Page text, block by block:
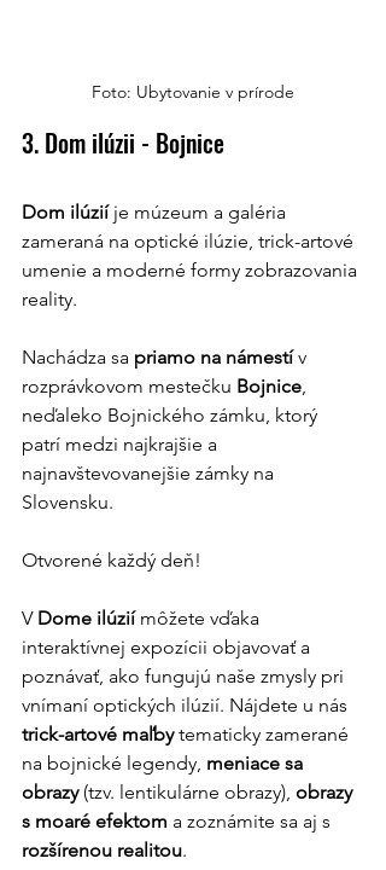
Foto: Ubytovanie v prírode
3. Dom ilúzii - Bojnice
Dom ilúzií je múzeum a galéria
zameraná na optické ilúzie, trick-artové
umenie a moderné formy zobrazovania
reality.
Nachádza sa priamo na námestí v
rozprávkovom mestečku Bojnice,
neďaleko Bojnického zámku, ktorý
patrí medzi najkrajšie a
najnavštevovanejšie zámky na
Slovensku.
Otvorené každý deň!
V Dome ilúzií môžete vďaka
interaktívnej expozícii objavovať a
poznávať, ako fungujú naše zmysly pri
vnímaní optických ilúzií. Nájdete u nás
trick-artové maľby tematicky zamerané
na bojnické legendy, meniace sa
obrazy (tzv. lentikulárne obrazy), obrazy
s moaré efektom a zoznámite sa aj s
rozšírenou realitou.